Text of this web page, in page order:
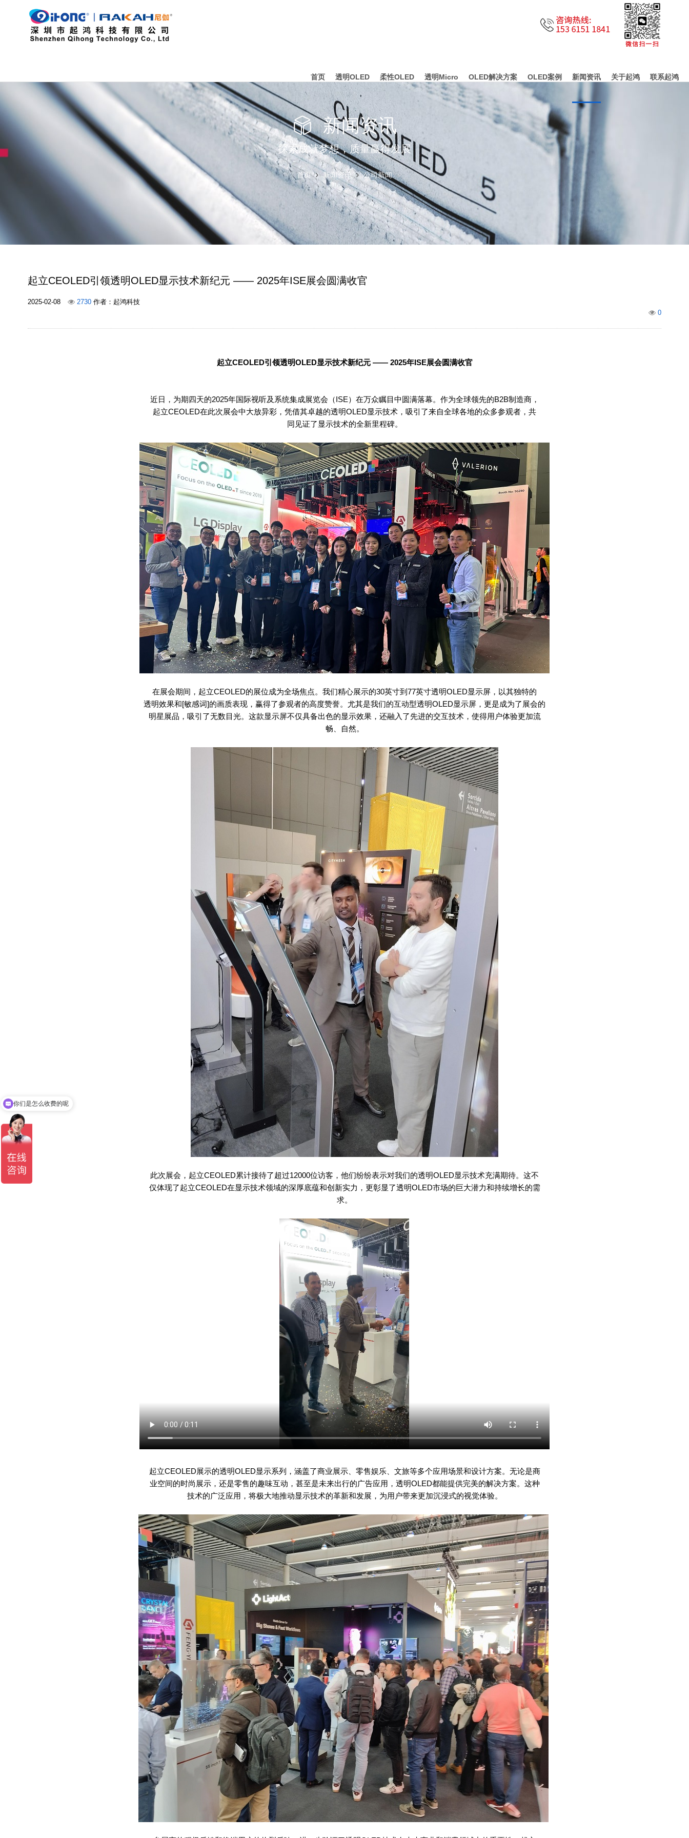
首页 透明OLED 柔性OLED 透明Micro OLED解决方案 OLED案例 新闻资讯 关于起鸿 联系起鸿
新闻资讯
探索成就梦想，质量赢得发展
首页 新闻资讯 公司新闻
起立CEOLED引领透明OLED显示技术新纪元 —— 2025年ISE展会圆满收官
2025-02-08 2730作者：起鸿科技
0
起立CEOLED引领透明OLED显示技术新纪元—— 2025年ISE展会圆满收官
近日，为期四天的2025年国际视听及系统集成展览会（ISE）在万众瞩目中圆满落幕。作为全球领先的B2B制造商，
起立CEOLED在此次展会中大放异彩，凭借其卓越的透明OLED显示技术，吸引了来自全球各地的众多参观者，共
同见证了显示技术的全新里程碑。
在展会期间，起立CEOLED的展位成为全场焦点。我们精心展示的30英寸到 77英寸透明OLED显示屏，以其独特的
透明效果和[敏感词]的画质表现，赢得了参观者的高度赞誉。尤其是我们的互动型透明OLED显示屏，更是成为了展会的
明星展品，吸引了无数目光。这款显示屏不仅具备出色的显示效果，还融入了先进的交互技术，使得用户体验更加流
畅、自然。
此次展会，起立CEOLED累计接待了超过12000位访客，他们纷纷表示对我们的透明OLED显示技术充满期待。这不
仅体现了起立CEOLED在显示技术领域的深厚底蕴和创新实力，更彰显了透明OLED市场的巨大潜力和持续增长的需
求。
起立CEOLED展示的透明OLED显示系列，涵盖了商业展示、零售娱乐、文旅等多个应用场景和设计方案。无论是商
业空间的时尚展示，还是零售的趣味互动，甚至是未来出行的广告应用，透明OLED都能提供完美的解决方案。这种
技术的广泛应用，将极大地推动显示技术的革新和发展，为用户带来更加沉浸式的视觉体验。
现在有优惠活动吗